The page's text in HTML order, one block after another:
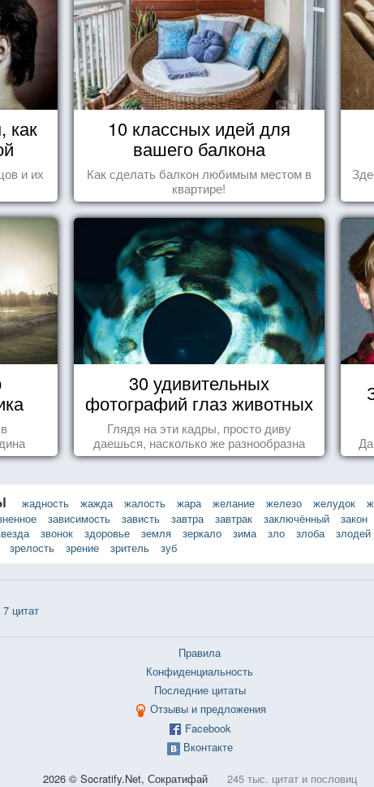
как
и их
10 классных идей для
вашего балкона
Как сделать балкон любимым местом в
квартире!
30 удивительных
фотографий глаз животных
Глядя на эти кадры, просто диву
даешься, насколько же разнообразна
природа нашего мира!
жадность жажда жалость жара желание железо желудок
зависимость зависть завтра завтрак заключённый закон
звонок здоровье земля зеркало зима зло злоба злодей
зрелость зрение зритель зуб
цитат
Правила
Конфиденциальность
Последние цитаты
Отзывы и предложения
Facebook
Вконтакте
2026 © Socratify.Net, Сократифай 245 тыс. цитат и пословиц